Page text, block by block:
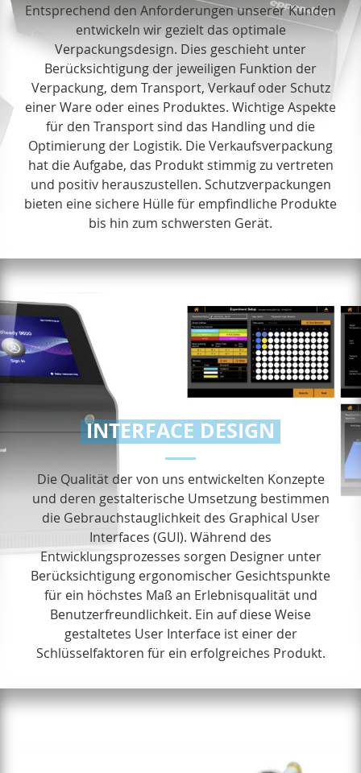
Entsprechend den Anforderungen unserer Kunden
entwickeln wir gezielt das optimale
Verpackungsdesign. Dies geschieht unter
Berücksichtigung der jeweiligen Funktion der
Verpackung, dem Transport, Verkauf oder Schutz
einer Ware oder eines Produktes. Wichtige Aspekte
für den Transport sind das Handling und die
Optimierung der Logistik. Die Verkaufsverpackung
hat die Aufgabe, das Produkt stimmig zu vertreten
und positiv herauszustellen. Schutzverpackungen
bieten eine sichere Hülle für empfindliche Produkte
bis hin zum schwersten Gerät.
INTERFACE DESIGN
Die Qualität der von uns entwickelten Konzepte
und deren gestalterische Umsetzung bestimmen
die Gebrauchs­tauglichkeit des Graphical User
Interfaces (GUI). Während des
Entwicklungsprozesses sorgen Designer unter
Berücksichtigung ergonomischer Gesichtspunkte
für ein höchstes Maß an Erlebnisqualität und
Benutzerfreund­lichkeit. Ein auf diese Weise
gestaltetes User Interface ist einer der
Schlüsselfaktoren für ein erfolgreiches Produkt.